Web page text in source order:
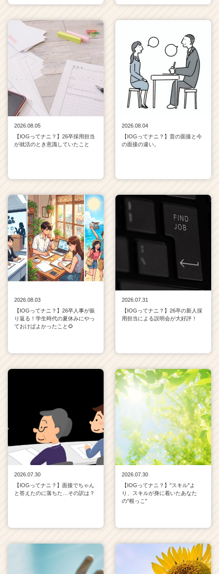
2026.08.05
【IOGってナニ？】26卒採用担当
が就活のとき意識していたこと
2026.08.04
【IOGってナニ？】昔の面接と今
の面接の違い。
2026.08.03
【IOGってナニ？】26卒人事が振
り返る！学生時代の夏休みにやっ
ておけばよかったこと🌻
2026.07.31
【IOGってナニ？】26卒の新人採
用担当による説明会が大好評！
2026.07.30
【IOGってナニ？】面接でちゃん
と答えたのに落ちた…その訳は？
2026.07.30
【IOGってナニ？】"スキル"よ
り、スキルが身に着いたあなた
の"根っこ"